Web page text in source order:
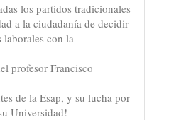
los partidos tradicionales
a la ciudadanía de decidir
laborales con la
profesor Francisco
de la Esap, y su lucha por
Universidad!